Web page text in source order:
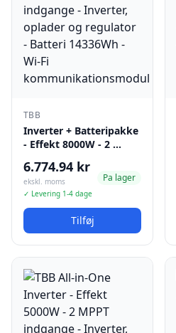
TBB
Inverter + Batteripakke
- Effekt 8000W - 2 …
6.774.94 kr
ekskl. moms
✓ Levering 1-4 dage
Pa lager
Tilføj